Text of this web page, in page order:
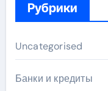
Рубрики
Uncategorised
Банки и кредиты